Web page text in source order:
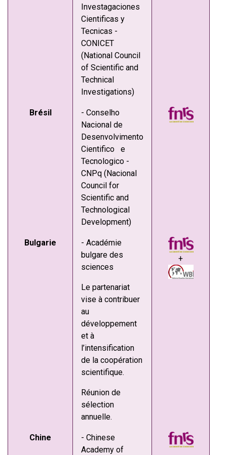
Investagaciones
Cientificas y
Tecnicas -
CONICET
(National Council
of Scientific and
Technical
Investigations)
Brésil
- Conselho
Nacional de
Desenvolvimento
Cientifico e
Tecnologico -
CNPq (Nacional
Council for
Scientific and
Technological
Development)
Bulgarie
- Académie
bulgare des
sciences
Le partenariat
vise à contribuer
au
développement
et à
l’intensification
de la coopération
scientifique.
Réunion de
sélection
annuelle.
+
Chine
- Chinese
Academy of